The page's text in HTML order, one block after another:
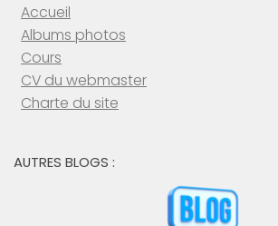
Accueil
Albums photos
Cours
CV du webmaster
Charte du site
AUTRES BLOGS :